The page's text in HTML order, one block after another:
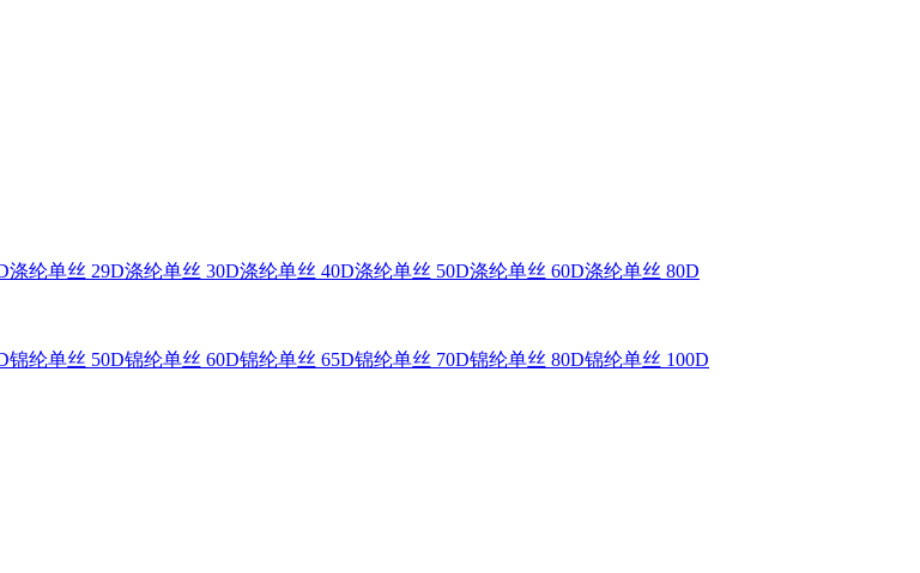
涤纶单丝 29D涤纶单丝 30D涤纶单丝 40D涤纶单丝 50D涤纶单丝 60D涤纶单丝 80D
锦纶单丝 50D锦纶单丝 60D锦纶单丝 65D锦纶单丝 70D锦纶单丝 80D锦纶单丝 100D